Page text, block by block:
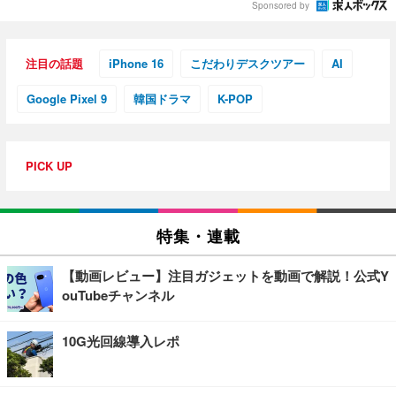
Sponsored by
注目の話題 iPhone 16 こだわりデスクツアー AI
Google Pixel 9 韓国ドラマ K-POP
PICK UP
特集・連載
【動画レビュー】注目ガジェットを動画で解説！公式Y
ouTubeチャンネル
10G光回線導入レポ